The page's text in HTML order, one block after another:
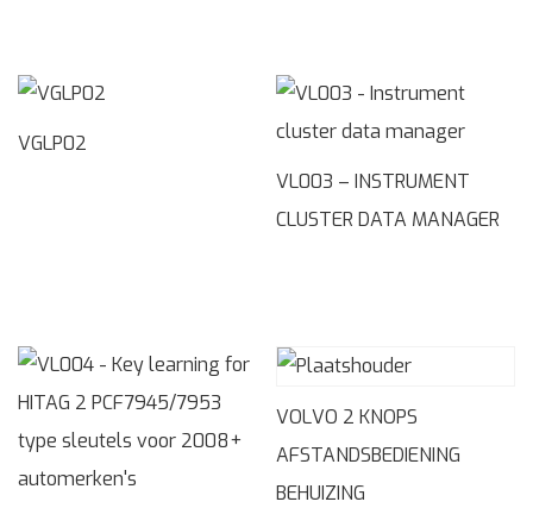
VGLP02
VL003 – INSTRUMENT
CLUSTER DATA MANAGER
VOLVO 2 KNOPS
AFSTANDSBEDIENING
BEHUIZING